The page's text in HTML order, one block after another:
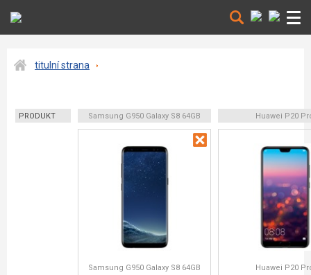
titulní strana
PRODUKT Samsung G950 Galaxy S8 64GB Huawei P20
Samsung G950 Galaxy S8 64GB Huawei P20